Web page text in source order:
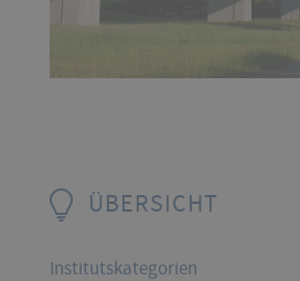
ÜBERSICHT
Institutskategorien